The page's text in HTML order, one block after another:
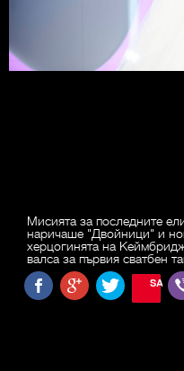
Мисията за последните
наричаше "Двойници" и
херцогинята на
валса за първия сватбен
SAVE